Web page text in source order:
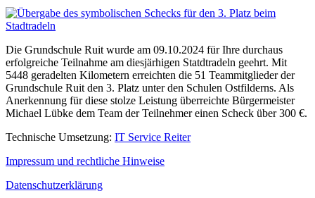
Die Grundschule Ruit wurde am 09.10.2024 für Ihre durchaus
erfolgreiche Teilnahme am diesjärhigen Statdtradeln geehrt. Mit
5448 geradelten Kilometern erreichten die 51 Teammitglieder der
Grundschule Ruit den 3. Platz unter den Schulen Ostfilderns. Als
Anerkennung für diese stolze Leistung überreichte Bürgermeister
Michael Lübke dem Team der Teilnehmer einen Scheck über 300 €.
Technische Umsetzung: IT Service Reiter
Impressum und rechtliche Hinweise
Datenschutzerklärung